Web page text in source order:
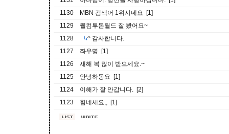
1130
MBN 검색어 1위시네요 [1]
1129
웰컴투돈월드 잘 봤어요~
1128
^ 감사합니다.
1127
좌우명 [1]
1126
새해 복 많이 받으세요.~
1125
안녕하동요 [1]
1124
이해가 잘 안갑니다. [2]
1123
힘네세요,, [1]